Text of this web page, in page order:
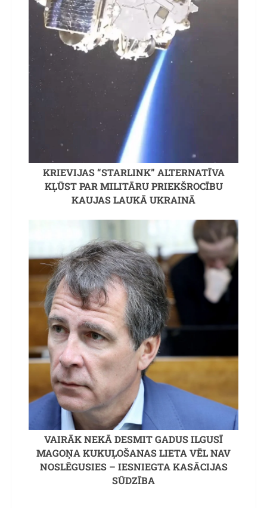
KRIEVIJAS “STARLINK” ALTERNATĪVA
KĻŪST PAR MILITĀRU PRIEKŠROCĪBU
KAUJAS LAUKĀ UKRAINĀ
VAIRĀK NEKĀ DESMIT GADUS ILGUSĪ
MAGOŅA KUKUĻOŠANAS LIETA VĒL NAV
NOSLĒGUSIES – IESNIEGTA KASĀCIJAS
SŪDZĪBA